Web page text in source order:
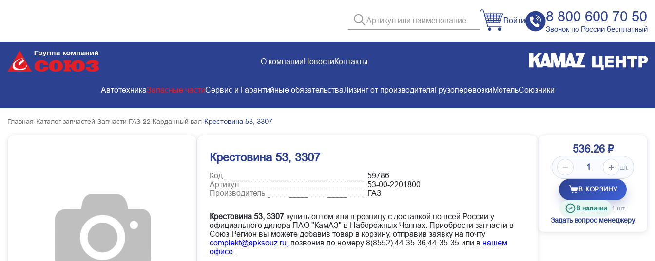
Войти 8 800 600 70 50
Звонок по России бесплатный
О компанииНовостиКонтакты
АвтотехникаЗапасные частиСервис и Гарантийные обязательстваЛизинг от производителяГрузоперевозкиМотельСоюзники
Главная Каталог запчастей Запчасти ГАЗ 22 Карданный вал Крестовина 53, 3307
Крестовина 53, 3307
Код
59786
Артикул
53-00-2201800
Производитель
ГАЗ
Крестовина 53, 3307 купить оптом или в розницу с доставкой по всей России у
официального дилера ПАО "КамАЗ" в Набережных Челнах. Приобрести запчасти в
Союз-Регион вы можете добавив товар в корзину, отправив заявку на почту
complekt@apksouz.ru, позвонив по номеру 8(8552) 44-35-36,44-35-35 или в нашем
офисе
536.26 ₽
шт.
В КОРЗИНУ
В наличии 1 шт.
Задать вопрос менеджеру